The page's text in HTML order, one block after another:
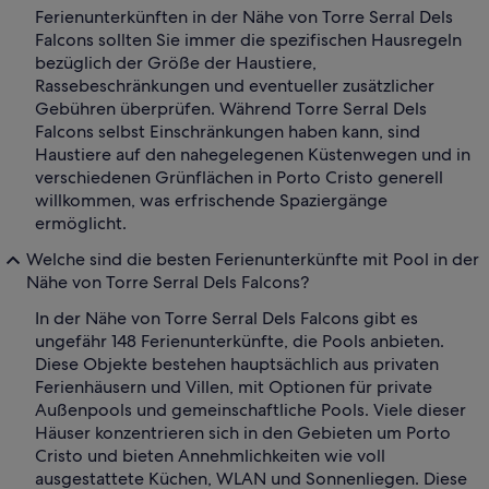
Ferienunterkünften in der Nähe von Torre Serral Dels
Falcons sollten Sie immer die spezifischen Hausregeln
bezüglich der Größe der Haustiere,
Rassebeschränkungen und eventueller zusätzlicher
Gebühren überprüfen. Während Torre Serral Dels
Falcons selbst Einschränkungen haben kann, sind
Haustiere auf den nahegelegenen Küstenwegen und in
verschiedenen Grünflächen in Porto Cristo generell
willkommen, was erfrischende Spaziergänge
ermöglicht.
Welche sind die besten Ferienunterkünfte mit Pool in der
Nähe von Torre Serral Dels Falcons?
In der Nähe von Torre Serral Dels Falcons gibt es
ungefähr 148 Ferienunterkünfte, die Pools anbieten.
Diese Objekte bestehen hauptsächlich aus privaten
Ferienhäusern und Villen, mit Optionen für private
Außenpools und gemeinschaftliche Pools. Viele dieser
Häuser konzentrieren sich in den Gebieten um Porto
Cristo und bieten Annehmlichkeiten wie voll
ausgestattete Küchen, WLAN und Sonnenliegen. Diese